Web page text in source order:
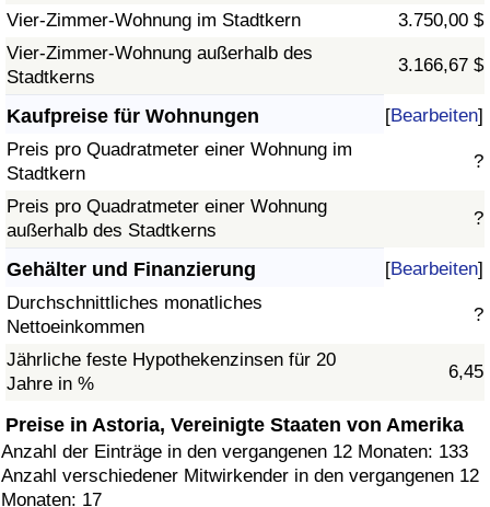
Vier-Zimmer-Wohnung im Stadtkern
3.750,00 $
Vier-Zimmer-Wohnung außerhalb des
Stadtkerns
3.166,67 $
Kaufpreise für Wohnungen [Bearbeiten]
Preis pro Quadratmeter einer Wohnung im
Stadtkern
?
Preis pro Quadratmeter einer Wohnung
außerhalb des Stadtkerns
?
Gehälter und Finanzierung [Bearbeiten]
Durchschnittliches monatliches
Nettoeinkommen
?
Jährliche feste Hypothekenzinsen für 20
Jahre in %
6,45
Preise in Astoria, Vereinigte Staaten von Amerika
Anzahl der Einträge in den vergangenen 12 Monaten: 133
Anzahl verschiedener Mitwirkender in den vergangenen 12
Monaten: 17